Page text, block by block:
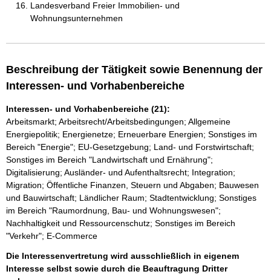
Landesverband Freier Immobilien- und
Wohnungsunternehmen
Beschreibung der Tätigkeit sowie Benennung der
Interessen- und Vorhabenbereiche
Interessen- und Vorhabenbereiche (21):
Arbeitsmarkt; Arbeitsrecht/Arbeitsbedingungen; Allgemeine
Energiepolitik; Energienetze; Erneuerbare Energien; Sonstiges im
Bereich "Energie"; EU-Gesetzgebung; Land- und Forstwirtschaft;
Sonstiges im Bereich "Landwirtschaft und Ernährung";
Digitalisierung; Ausländer- und Aufenthaltsrecht; Integration;
Migration; Öffentliche Finanzen, Steuern und Abgaben; Bauwesen
und Bauwirtschaft; Ländlicher Raum; Stadtentwicklung; Sonstiges
im Bereich "Raumordnung, Bau- und Wohnungswesen";
Nachhaltigkeit und Ressourcenschutz; Sonstiges im Bereich
"Verkehr"; E-Commerce
Die Interessenvertretung wird ausschließlich in eigenem
Interesse selbst sowie durch die Beauftragung Dritter